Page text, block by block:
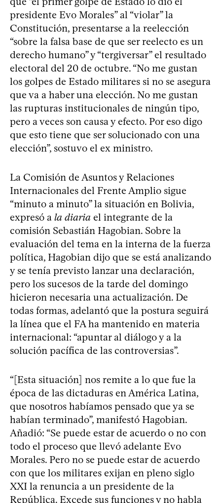
presidente Evo Morales” al “violar” la
Constitución, presentarse a la reelección
“sobre la falsa base de que ser reelecto es un
derecho humano” y “tergiversar” el resultado
electoral del 20 de octubre. “No me gustan
los golpes de Estado militares si no se asegura
que va a haber una elección. No me gustan
las rupturas institucionales de ningún tipo,
pero a veces son causa y efecto. Por eso digo
que esto tiene que ser solucionado con una
elección”, sostuvo el ex ministro.
La Comisión de Asuntos y Relaciones
Internacionales del Frente Amplio sigue
“minuto a minuto” la situación en Bolivia,
expresó a la diaria el integrante de la
comisión Sebastián Hagobian. Sobre la
evaluación del tema en la interna de la fuerza
política, Hagobian dijo que se está analizando
y se tenía previsto lanzar una declaración,
pero los sucesos de la tarde del domingo
hicieron necesaria una actualización. De
todas formas, adelantó que la postura seguirá
la línea que el FA ha mantenido en materia
internacional: “apuntar al diálogo y a la
solución pacífica de las controversias”.
“[Esta situación] nos remite a lo que fue la
época de las dictaduras en América Latina,
que nosotros habíamos pensado que ya se
habían terminado”, manifestó Hagobian.
Añadió: “Se puede estar de acuerdo o no con
todo el proceso que llevó adelante Evo
Morales. Pero no se puede estar de acuerdo
con que los militares exijan en pleno siglo
XXI la renuncia a un presidente de la
República. Excede sus funciones y no habla